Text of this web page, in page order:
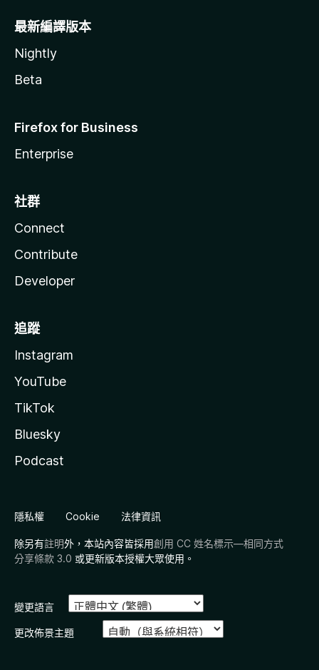
最新編譯版本
Nightly
Beta
Firefox for Business
Enterprise
社群
Connect
Contribute
Developer
追蹤
Instagram
YouTube
TikTok
Bluesky
Podcast
隱私權 Cookie 法律資訊
除另有註明外，本站內容皆採用創用 CC 姓名標示—相同方式
分享條款 3.0 或更新版本授權大眾使用。
變更語言
更改佈景主題